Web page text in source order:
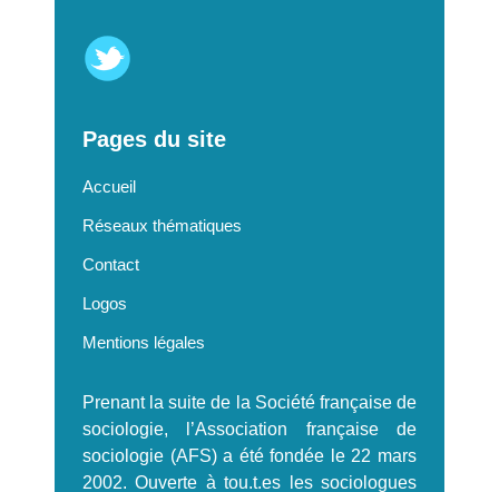
Pages du site
Accueil
Réseaux thématiques
Contact
Logos
Mentions légales
Prenant la suite de la Société française de
sociologie, l’Association française de
sociologie (AFS) a été fondée le 22 mars
2002. Ouverte à tou.t.es les sociologues